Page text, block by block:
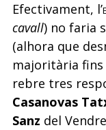
Efectivament, l’
cavall) no faria
(alhora que
majoritària fins
rebre tres
Casanovas
Sanz del